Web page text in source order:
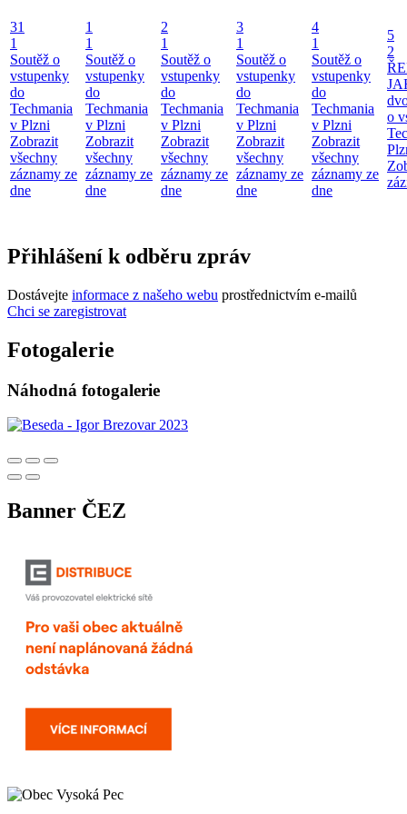
31
1
Soutěž o
vstupenky
do
Techmania
v Plzni
Zobrazit
všechny
záznamy ze
dne
1
1
Soutěž o
vstupenky
do
Techmania
v Plzni
Zobrazit
všechny
záznamy ze
dne
2
1
Soutěž o
vstupenky
do
Techmania
v Plzni
Zobrazit
všechny
záznamy ze
dne
3
1
Soutěž o
vstupenky
do
Techmania
v Plzni
Zobrazit
všechny
záznamy ze
dne
4
1
Soutěž o
vstupenky
do
Techmania
v Plzni
Zobrazit
všechny
záznamy ze
dne
5
2
o
Přihlášení k odběru zpráv
Dostávejte informace z našeho webu prostřednictvím e-mailů
Chci se zaregistrovat
Fotogalerie
Náhodná fotogalerie
Banner ČEZ